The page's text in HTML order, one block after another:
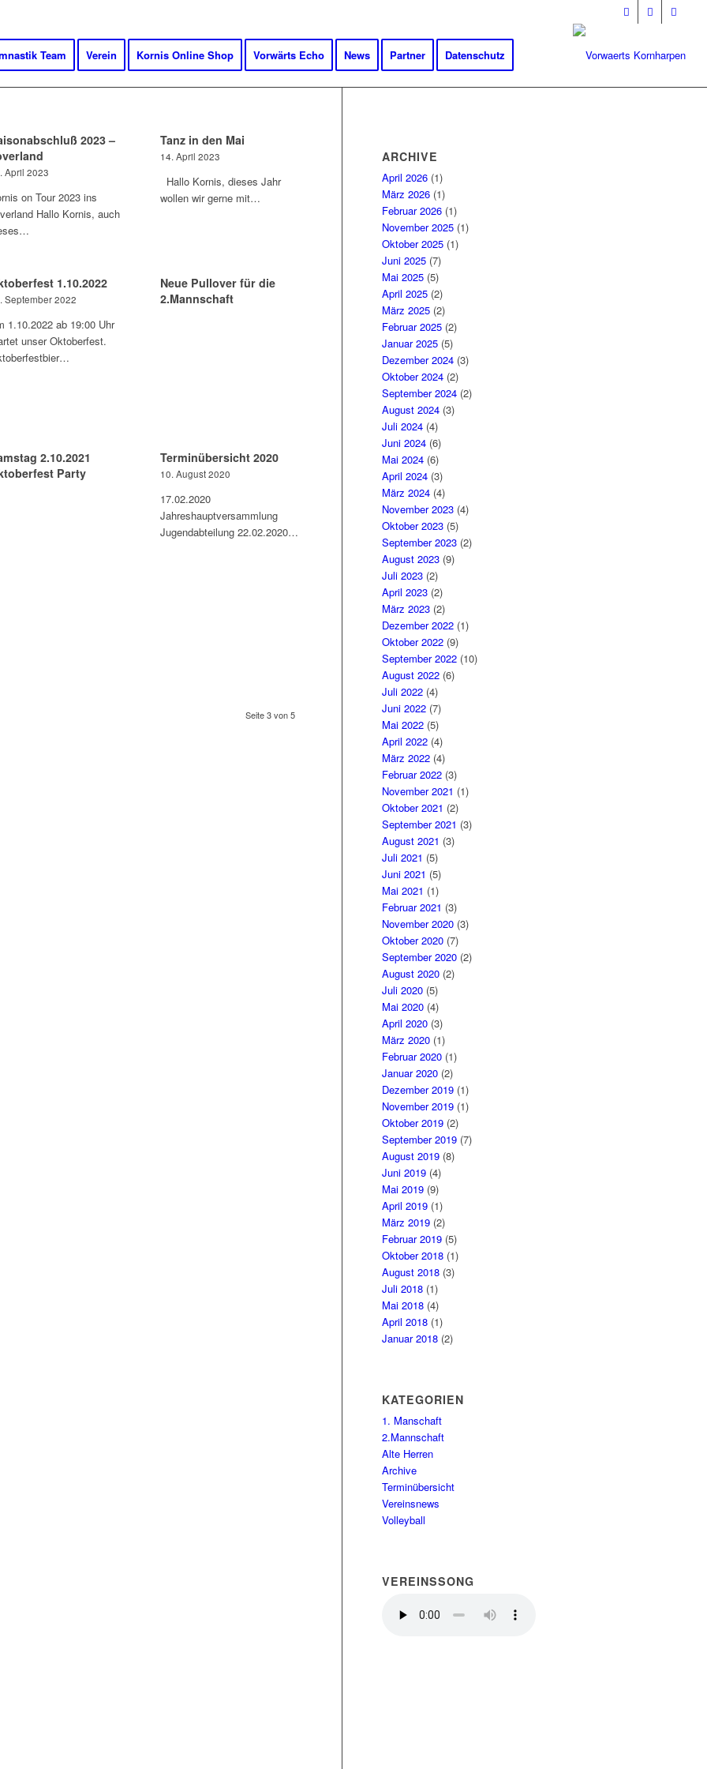
Team Verein Kornis Online Shop Vorwärts Echo News Partner Datenschutz
2023 –
April 2023
on Tour 2023 ins
Hallo Kornis, auch
Tanz in den Mai
14. April 2023
Hallo Kornis, dieses Jahr
wollen wir gerne mit…
1.10.2022
September 2022
1.10.2022 ab 19:00 Uhr
unser Oktoberfest.
Neue Pullover für die
2.Mannschaft
2.10.2021
Party
Terminübersicht 2020
10. August 2020
17.02.2020
Jahreshauptversammlung
Jugendabteilung 22.02.2020…
Seite 3 von 5
ARCHIVE
April 2026 (1)
März 2026 (1)
Februar 2026 (1)
November 2025 (1)
Oktober 2025 (1)
Juni 2025 (7)
Mai 2025 (5)
April 2025 (2)
März 2025 (2)
Februar 2025 (2)
Januar 2025 (5)
Dezember 2024 (3)
Oktober 2024 (2)
September 2024 (2)
August 2024 (3)
Juli 2024 (4)
Juni 2024 (6)
Mai 2024 (6)
April 2024 (3)
März 2024 (4)
November 2023 (4)
Oktober 2023 (5)
September 2023 (2)
August 2023 (9)
Juli 2023 (2)
April 2023 (2)
März 2023 (2)
Dezember 2022 (1)
Oktober 2022 (9)
September 2022 (10)
August 2022 (6)
Juli 2022 (4)
Juni 2022 (7)
Mai 2022 (5)
April 2022 (4)
März 2022 (4)
Februar 2022 (3)
November 2021 (1)
Oktober 2021 (2)
September 2021 (3)
August 2021 (3)
Juli 2021 (5)
Juni 2021 (5)
Mai 2021 (1)
Februar 2021 (3)
November 2020 (3)
Oktober 2020 (7)
September 2020 (2)
August 2020 (2)
Juli 2020 (5)
Mai 2020 (4)
April 2020 (3)
März 2020 (1)
Februar 2020 (1)
Januar 2020 (2)
Dezember 2019 (1)
November 2019 (1)
Oktober 2019 (2)
September 2019 (7)
August 2019 (8)
Juni 2019 (4)
Mai 2019 (9)
April 2019 (1)
März 2019 (2)
Februar 2019 (5)
Oktober 2018 (1)
August 2018 (3)
Juli 2018 (1)
Mai 2018 (4)
April 2018 (1)
Januar 2018 (2)
KATEGORIEN
1. Manschaft
2.Mannschaft
Alte Herren
Archive
Terminübersicht
Vereinsnews
Volleyball
VEREINSSONG